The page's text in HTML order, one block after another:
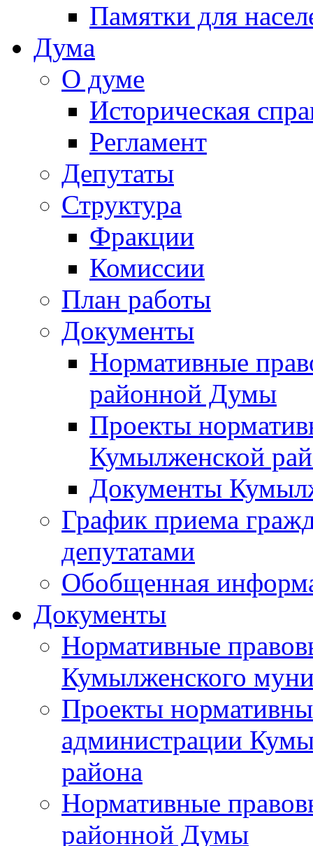
Памятки для
Дума
О думе
Историческая
Регламент
Депутаты
Структура
Фракции
Комиссии
План работы
Документы
Нормативные
районной Думы
Проекты
Кумылженской
Документы
График приема
депутатами
Обобщенная
Документы
Нормативные
Кумылженского
Проекты
администрации
района
Нормативные
районной Думы